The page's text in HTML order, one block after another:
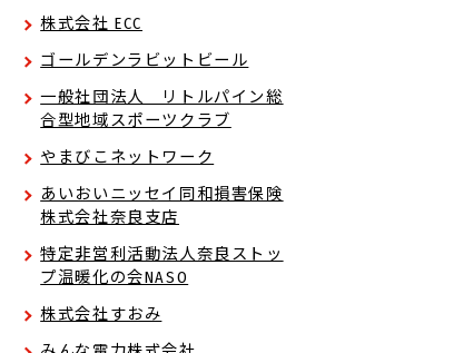
株式会社 ECC
ゴールデンラビットビール
一般社団法人 リトルパイン総
合型地域スポーツクラブ
やまびこネットワーク
あいおいニッセイ同和損害保険
株式会社奈良支店
特定非営利活動法人奈良ストッ
プ温暖化の会NASO
株式会社すおみ